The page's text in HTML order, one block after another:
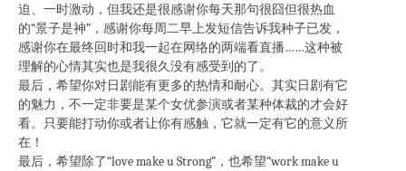
迫、一时激动，但我还是很感谢你每天那句很囧但很热血
的“景子是神”，感谢你每周二早上发短信告诉我种子已发，
感谢你在最终回时和我一起在网络的两端看直播……这种被
理解的心情其实也是我很久没有感受到的了。
最后，希望你对日剧能有更多的热情和耐心。其实日剧有它
的魅力，不一定非要是某个女优参演或者某种体裁的才会好
看。只要能打动你或者让你有感触，它就一定有它的意义所
在！
最后，希望除了“love make u Strong”，也希望“work make u